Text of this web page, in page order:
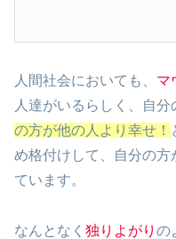
人間社会においても、 マ
人達がいるらしく、自分
の方が他の人より幸せ！
め格付けして、自分の方
ています。
なんとなく 独りよがり の